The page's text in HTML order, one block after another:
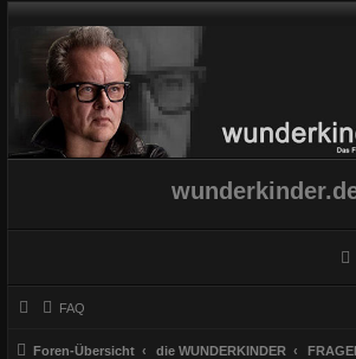
FAQ
Foren-Übersicht die WUNDERKINDER